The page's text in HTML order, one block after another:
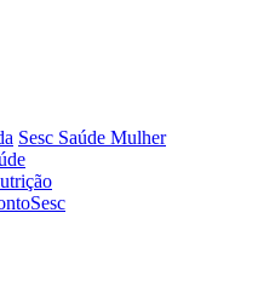
Sesc Saúde Mulher